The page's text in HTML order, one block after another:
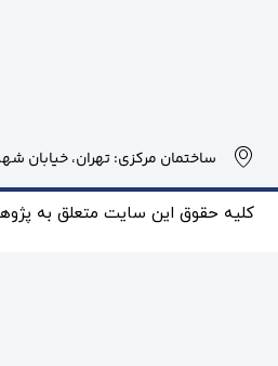
ساختمان مرکزی: تهران، خیابان
کلیه حقوق این سایت متعلق به